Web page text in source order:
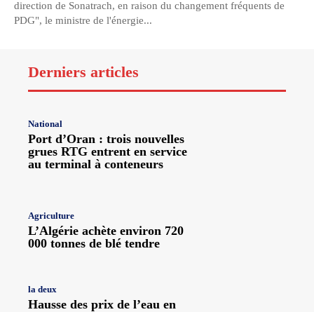
direction de Sonatrach, en raison du changement fréquents de
PDG", le ministre de l'énergie...
Derniers articles
National
Port d’Oran : trois nouvelles
grues RTG entrent en service
au terminal à conteneurs
Agriculture
L’Algérie achète environ 720
000 tonnes de blé tendre
la deux
Hausse des prix de l’eau en